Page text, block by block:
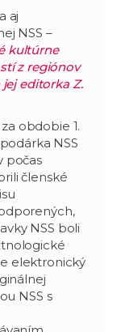
aj
NSS –
kultúrne
z regiónov
editorka Z.
obdobie 1.
NSS
počas
členské
NSS boli
elektronický
NSS s